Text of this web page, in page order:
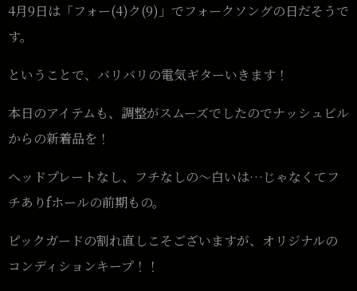
4月9日は「フォー(4)ク(9)」でフォークソングの日だそうで
す。
ということで、バリバリの電気ギターいきます！
本日のアイテムも、調整がスムーズでしたのでナッシュビル
からの新着品を！
ヘッドプレートなし、フチなしの〜白いは…じゃなくてフ
チありfホールの前期もの。
ピックガードの割れ直しこそございますが、オリジナルの
コンディションキープ！！